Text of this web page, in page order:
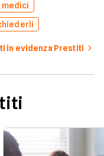
in evidenza Prestiti